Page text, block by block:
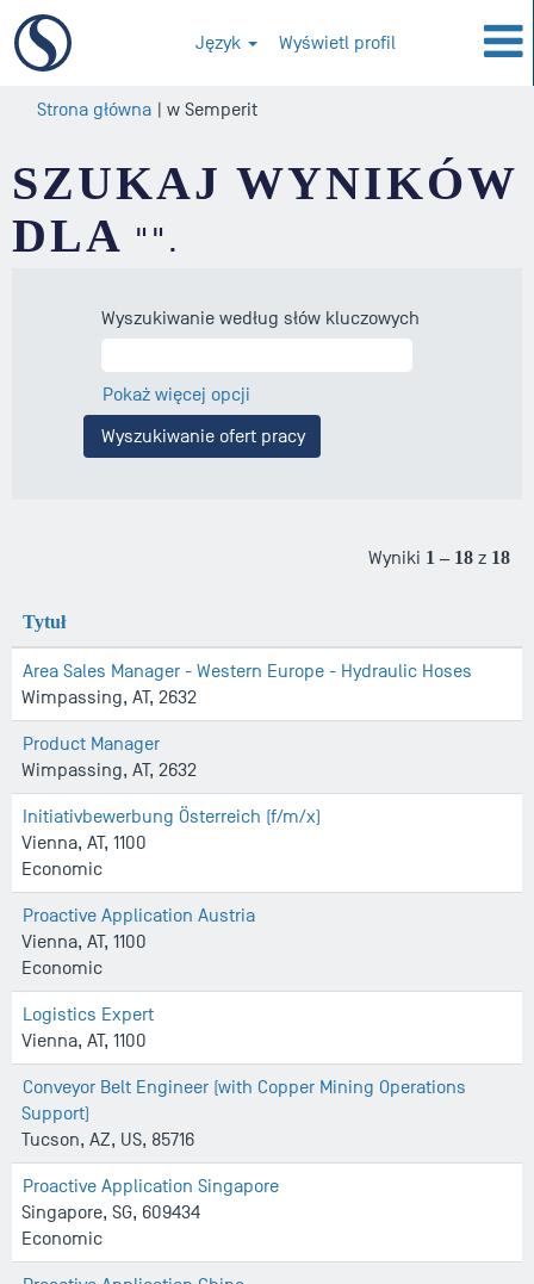
Język Wyświetl profil
Strona główna | w Semperit(bieżąca
SZUKAJ WYNIKÓW
DLA "".
Wyszukiwanie według słów kluczowych
Pokaż więcej opcji
Wyniki 1 – 18 z 18
Tytuł
Area Sales Manager - Western Europe - Hydraulic Hoses
Wimpassing, AT, 2632
Product Manager
Wimpassing, AT, 2632
Initiativbewerbung Österreich (f/m/x)
Vienna, AT, 1100
Economic
Proactive Application Austria
Vienna, AT, 1100
Economic
Logistics Expert
Vienna, AT, 1100
Conveyor Belt Engineer (with Copper Mining Operations
Support)
Tucson, AZ, US, 85716
Proactive Application Singapore
Singapore, SG, 609434
Economic